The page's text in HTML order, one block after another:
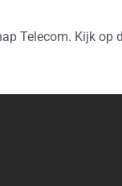
Telecom. Kijk op